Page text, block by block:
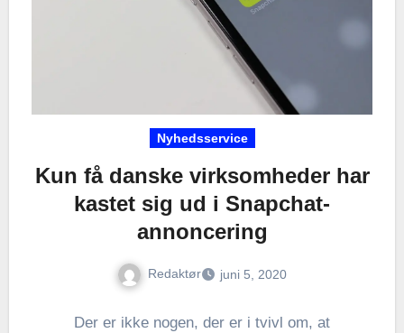
Nyhedsservice
Kun få danske virksomheder har
kastet sig ud i Snapchat-
annoncering
Redaktør juni 5, 2020
Der er ikke nogen, der er i tvivl om, at